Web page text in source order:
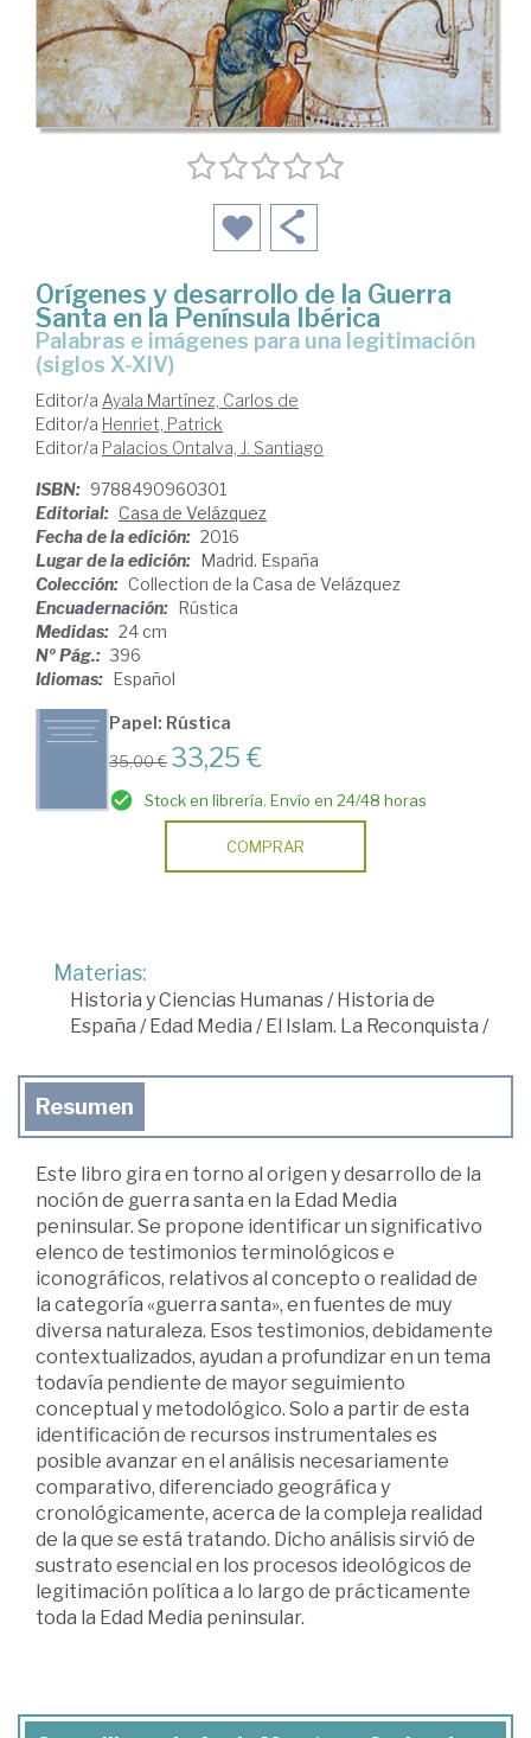
Orígenes y desarrollo de la Guerra
Santa en la Península Ibérica
palabras e imágenes para una legitimación
(siglos X-XIV)
Editor/a Ayala Martínez, Carlos de
Editor/a Henriet, Patrick
Editor/a Palacios Ontalva, J. Santiago
ISBN: 9788490960301
Editorial: Casa de Velázquez
Fecha de la edición: 2016
Lugar de la edición: Madrid. España
Colección: Collection de la Casa de Velázquez
Encuadernación: Rústica
Medidas: 24 cm
Nº Pág.: 396
Idiomas: Español
Papel: Rústica
35,00 € 33,25 €
Stock en librería. Envío en 24/48 horas
COMPRAR
Materias:
Historia y Ciencias Humanas/Historia de
España /Edad Media /El Islam. La Reconquista /
Resumen
Este libro gira en torno al origen y desarrollo de la
noción de guerra santa en la Edad Media
peninsular. Se propone identificar un significativo
elenco de testimonios terminológicos e
iconográficos, relativos al concepto o realidad de
la categoría «guerra santa», en fuentes de muy
diversa naturaleza. Esos testimonios, debidamente
contextualizados, ayudan a profundizar en un tema
todavía pendiente de mayor seguimiento
conceptual y metodológico. Solo a partir de esta
identificación de recursos instrumentales es
posible avanzar en el análisis necesariamente
comparativo, diferenciado geográfica y
cronológicamente, acerca de la compleja realidad
de la que se está tratando. Dicho análisis sirvió de
sustrato esencial en los procesos ideológicos de
legitimación política a lo largo de prácticamente
toda la Edad Media peninsular.